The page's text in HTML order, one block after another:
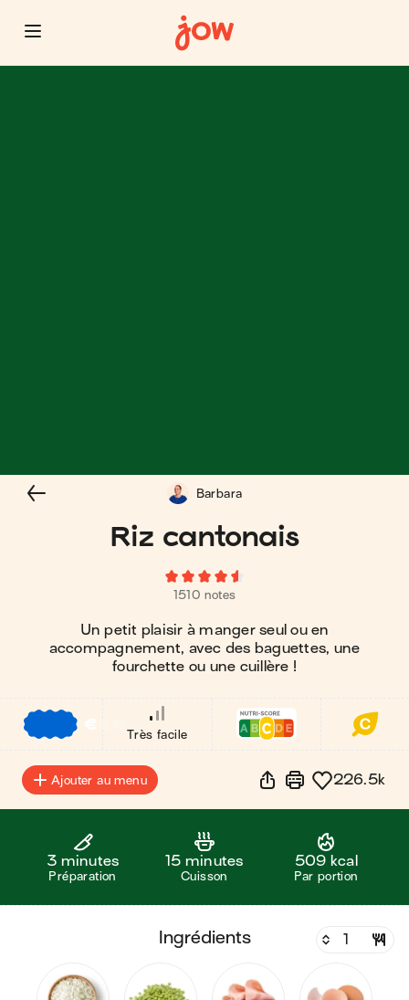
Riz cantonais
1510 notes
Un petit plaisir à manger seul ou en
accompagnement, avec des baguettes, une
fourchette ou une cuillère !
Barbara
€
Très facile
Ajouter au menu 226.5k
3 minutes
Préparation
15 minutes
Cuisson
509 kcal
Par portion
ingrédients